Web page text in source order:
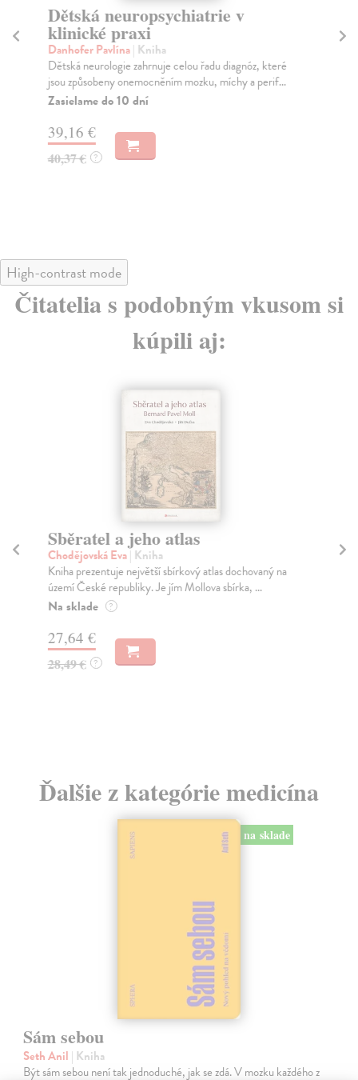
Dětská neuropsychiatrie v
klinické praxi
Danhofer Pavlína| Kniha
Dětská neurologie zahrnuje celou řadu diagnóz, které
jsou způsobeny onemocněním mozku, míchy a perif...
Zasielame do 10 dní
39,16 €
40,37 € ?
High-contrast mode
Čitatelia s podobným vkusom si
kúpili aj:
Sběratel a jeho atlas
Chodějovská Eva| Kniha
Kniha prezentuje největší sbírkový atlas dochovaný na
území České republiky. Je jím Mollova sbírka, ...
Na sklade ?
27,64 €
28,49 € ?
Ďalšie z kategórie medicína
na sklade
Sám sebou
Seth Anil | Kniha
Být sám sebou není tak jednoduché, jak se zdá. V mozku každého z